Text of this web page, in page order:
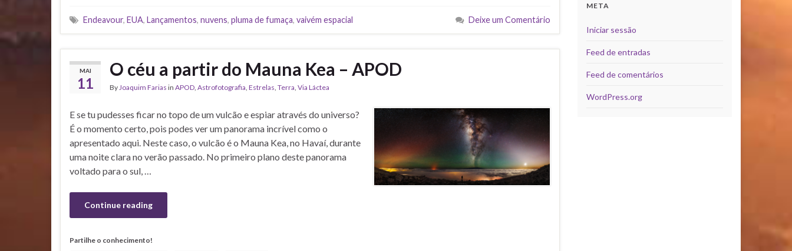
Endeavour, EUA, Lançamentos, nuvens, pluma de fumaça, vaivém espacial Deixe um Comentário
MAI
11
O céu a partir do Mauna Kea – APOD
By Joaquim Farias in APOD Astrofotografia Estrelas Terra Via Láctea
E se tu pudesses ficar no topo de um vulcão e espiar através do universo?
É o momento certo, pois podes ver um panorama incrível como o
apresentado aqui. Neste caso, o vulcão é o Mauna Kea, no Havaí, durante
uma noite clara no verão passado. No primeiro plano deste panorama
voltado para o sul, …
Continue reading
Partilhe o conhecimento!
META
Iniciar sessão
Feed de entradas
Feed de comentários
WordPress.org